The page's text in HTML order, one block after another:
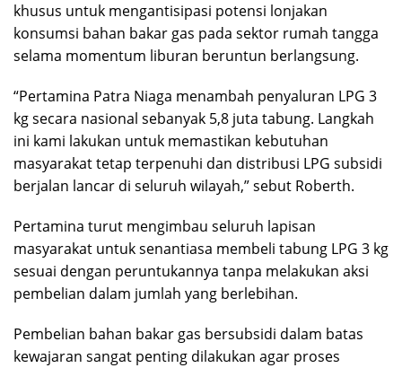
khusus untuk mengantisipasi potensi lonjakan
konsumsi bahan bakar gas pada sektor rumah tangga
selama momentum liburan beruntun berlangsung.
“Pertamina Patra Niaga menambah penyaluran LPG 3
kg secara nasional sebanyak 5,8 juta tabung. Langkah
ini kami lakukan untuk memastikan kebutuhan
masyarakat tetap terpenuhi dan distribusi LPG subsidi
berjalan lancar di seluruh wilayah,” sebut Roberth.
Pertamina turut mengimbau seluruh lapisan
masyarakat untuk senantiasa membeli tabung LPG 3 kg
sesuai dengan peruntukannya tanpa melakukan aksi
pembelian dalam jumlah yang berlebihan.
Pembelian bahan bakar gas bersubsidi dalam batas
kewajaran sangat penting dilakukan agar proses